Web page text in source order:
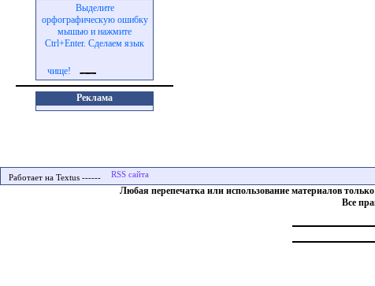
Выделите
орфографическую ошибку
мышью и нажмите
Ctrl+Enter. Сделаем язык
чище!
Реклама
Работает на Textus ------
Любая перепечатка или использование материалов только
Все